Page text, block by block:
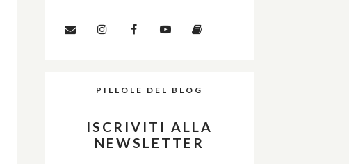
PILLOLE DEL BLOG
ISCRIVITI ALLA
NEWSLETTER